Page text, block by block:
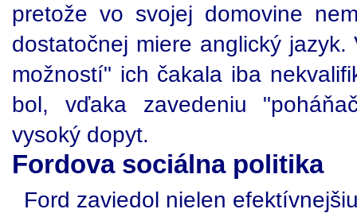
pretože vo svojej domovine
dostatočnej miere anglický
možností" ich čakala iba
bol, vďaka zavedeniu
vysoký dopyt.
Fordova sociálna politika
Ford zaviedol nielen